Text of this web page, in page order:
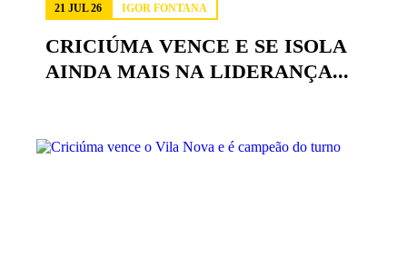
21 JUL 26 IGOR FONTANA
CRICIÚMA VENCE E SE ISOLA
AINDA MAIS NA LIDERANÇA...